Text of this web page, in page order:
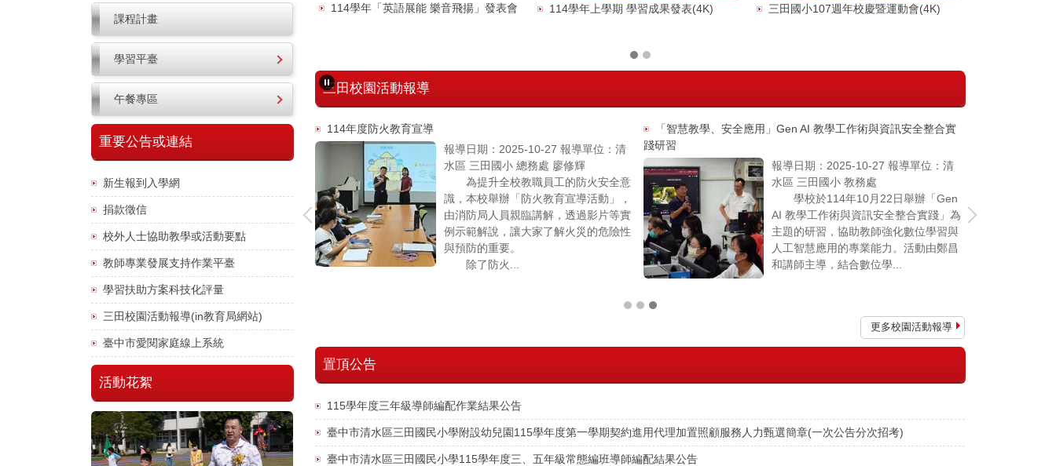
課程計畫
學習平臺
午餐專區
重要公告或連結
新生報到入學網
捐款徵信
校外人士協助教學或活動要點
教師專業發展支持作業平臺
學習扶助方案科技化評量
三田校園活動報導(in教育局網站)
臺中市愛閱家庭線上系統
活動花絮
113學年106週年校慶暨運動會(4K)
114學年「英語展能 樂音飛揚」發表會 114學年上學期 學習成果發表(4K) 三田國小107週年校慶暨運動會(4K)
三田校園活動報導
愛與溫暖的力量！繪本閱讀教育推廣活動
報導日期：2025-11-03 報導單位：清
水區 三田國小 教務處
由財團法人台中市教育文教基金
會、財團法人台中市私立網銀社會福利
基金會及臺中市立圖書館共同辦理的
「114年度繪本閱讀教育推廣活動」，
來到了三田國小。
本次活動以「愛的...
114年度防火教育宣導
報導日期：2025-10-27 報導單位：清
水區 三田國小 總務處 廖修輝
為提升全校教職員工的防火安全意
識，本校舉辦「防火教育宣導活動」，
由消防局人員親臨講解，透過影片等實
例示範解說，讓大家了解火災的危險性
與預防的重要。
除了防火...
「智慧教學、安全應用」Gen AI 教學工作術與資訊安全整合實
踐研習
報導日期：2025-10-27 報導單位：清
水區 三田國小 教務處
學校於114年10月22日舉辦「Gen
AI 教學工作術與資訊安全整合實踐」為
主題的研習，協助教師強化數位學習與
人工智慧應用的專業能力。活動由鄭昌
和講師主導，結合數位學...
更多校園活動報導
置頂公告
115學年度三年級導師編配作業結果公告
臺中市清水區三田國民小學附設幼兒園115學年度第一學期契約進用代理加置照顧服務人力甄選簡章(一次公告分次招考)
臺中市清水區三田國民小學115學年度三、五年級常態編班導師編配結果公告